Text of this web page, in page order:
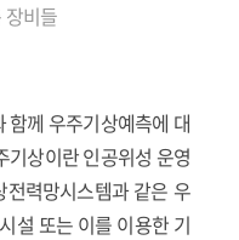
장비들
함께 우주기상예측에 대
기상이란 인공위성 운영
력망시스템과 같은 우
설 또는 이를 이용한 기